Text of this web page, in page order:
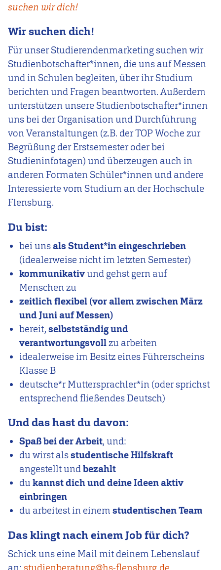
suchen wir dich!
Wir suchen dich!
Für unser Studierendenmarketing suchen wir
Studienbotschafter*innen, die uns auf Messen
und in Schulen begleiten, über ihr Studium
berichten und Fragen beantworten. Außerdem
unterstützen unsere Studienbotschafter*innen
uns bei der Organisation und Durchführung
von Veranstaltungen (z.B. der TOP Woche zur
Begrüßung der Erstsemester oder bei
Studieninfotagen) und überzeugen auch in
anderen Formaten Schüler*innen und andere
Interessierte vom Studium an der Hochschule
Flensburg.
Du bist:
bei unsals Student*in eingeschrieben
(idealerweise nicht im letzten Semester)
kommunikativund gehst gern auf
Menschen zu
zeitlich flexibel (vor allem zwischen März
und Juni auf Messen)
bereit,selbstständig und
verantwortungsvollzu arbeiten
idealerweise im Besitz eines Führerscheins
Klasse B
deutsche*r Muttersprachler*in (oder sprichst
entsprechend fließendes Deutsch)
Und das hast du davon:
Spaß bei der Arbeit, und:
du wirst alsstudentische Hilfskraft
angestellt undbezahlt
dukannst dich und deine Ideen aktiv
einbringen
du arbeitest in einemstudentischen Team
Das klingt nach einem Job für dich?
Schick uns eine Mail mit deinem Lebenslauf